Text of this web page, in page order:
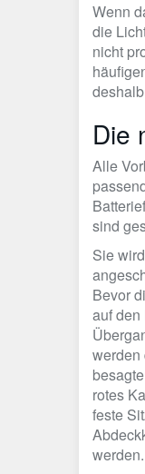
Wenn
die
nicht
Die
Alle
sind
Sie
Bevor
auf den
werden
rotes
feste
werden.